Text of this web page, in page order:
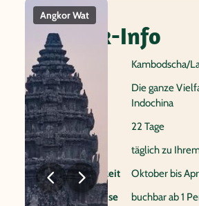
Angkor Wat
Sandstrand in
Vietnam
Quick-Info
Reiseland
Kambodscha/
Name
Die ganze
Indochina
Dauer
22 Tage
Reisebeginn
täglich zu
Beste Reisezeit
Oktober bis
Individualreise
buchbar ab 1